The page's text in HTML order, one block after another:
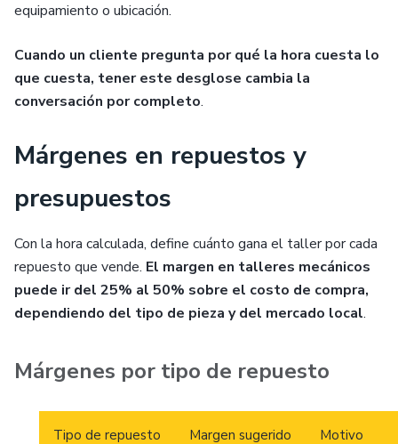
equipamiento o ubicación.
Cuando un cliente pregunta por qué la hora cuesta lo
que cuesta, tener este desglose cambia la
conversación por completo.
Márgenes en repuestos y
presupuestos
Con la hora calculada, define cuánto gana el taller por cada
repuesto que vende. El margen en talleres mecánicos
puede ir del 25% al 50% sobre el costo de compra,
dependiendo del tipo de pieza y del mercado local.
Márgenes por tipo de repuesto
Tipo de repuesto Margen sugerido Motivo